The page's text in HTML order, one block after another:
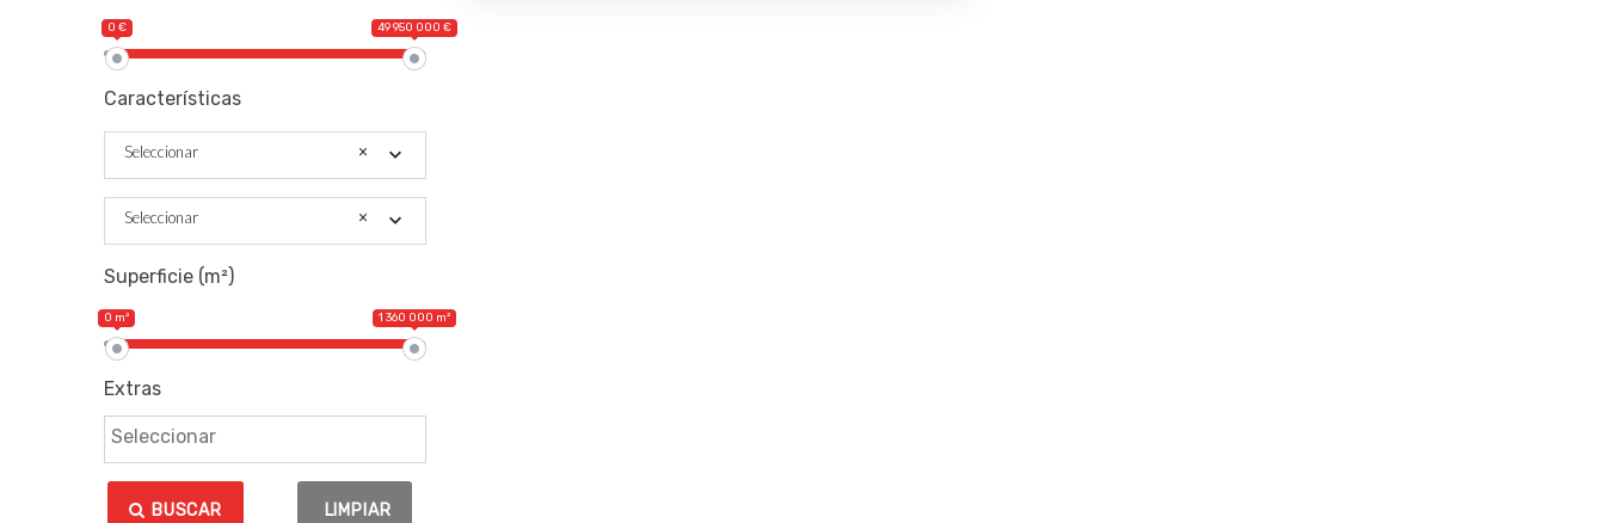
0 € 49 950 000 €
Características
×
Seleccionar
×
Seleccionar
Superficie (m²)
0 m² 1 360 000 m²
Extras
BUSCAR LIMPIAR